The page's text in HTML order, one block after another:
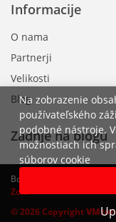
Na zobrazenie
používateľského
podobné nástroje.
možnostiach ich
súborov cookie
Informacije
O nama
Partnerji
Velikosti
Blog
Zadnje na blogu
Bodite vedno na tekočem
Zoni
© 2026 Copyright